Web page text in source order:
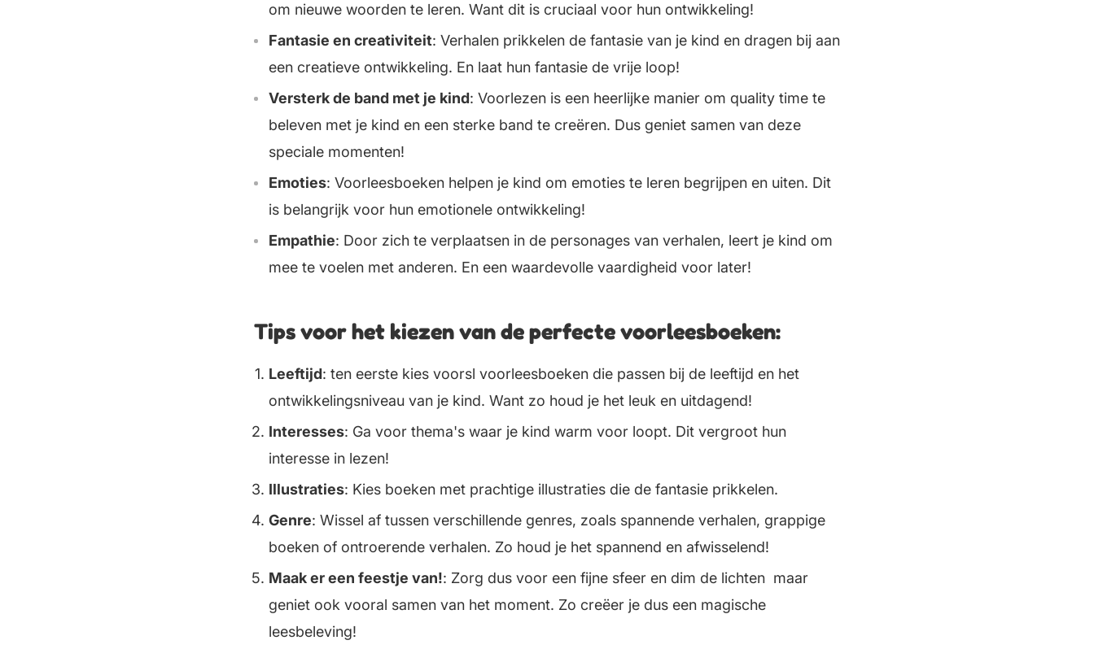
om nieuwe woorden te leren. Want dit is cruciaal voor hun ontwikkeling!
Fantasie en creativiteit: Verhalen prikkelen de fantasie van je kind en dragen bij aan
een creatieve ontwikkeling. En laat hun fantasie de vrije loop!
Versterk de band met je kind: Voorlezen is een heerlijke manier om quality time te
beleven met je kind en een sterke band te creëren. Dus geniet samen van deze
speciale momenten!
Emoties: Voorleesboeken helpen je kind om emoties te leren begrijpen en uiten. Dit
is belangrijk voor hun emotionele ontwikkeling!
Empathie: Door zich te verplaatsen in de personages van verhalen, leert je kind om
mee te voelen met anderen. En een waardevolle vaardigheid voor later!
Tips voor het kiezen van de perfecte voorleesboeken:
Leeftijd: ten eerste kies voorsl voorleesboeken die passen bij de leeftijd en het
ontwikkelingsniveau van je kind. Want zo houd je het leuk en uitdagend!
Interesses: Ga voor thema's waar je kind warm voor loopt. Dit vergroot hun
interesse in lezen!
Illustraties: Kies boeken met prachtige illustraties die de fantasie prikkelen.
Genre: Wissel af tussen verschillende genres, zoals spannende verhalen, grappige
boeken of ontroerende verhalen. Zo houd je het spannend en afwisselend!
Maak er een feestje van!: Zorg dus voor een fijne sfeer en dim de lichten maar
geniet ook vooral samen van het moment. Zo creëer je dus een magische
leesbeleving!